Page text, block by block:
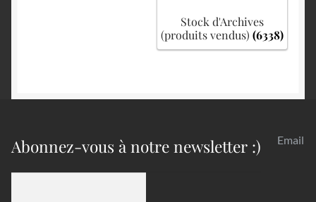
Stock d'Archives
(produits vendus)(6338)
Abonnez-vous à notre newsletter :) Email